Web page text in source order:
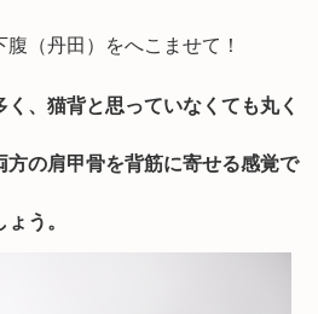
（丹田）をへこませて！
、猫背と思っていなくても丸く
方の肩甲骨を背筋に寄せる感覚で
う。